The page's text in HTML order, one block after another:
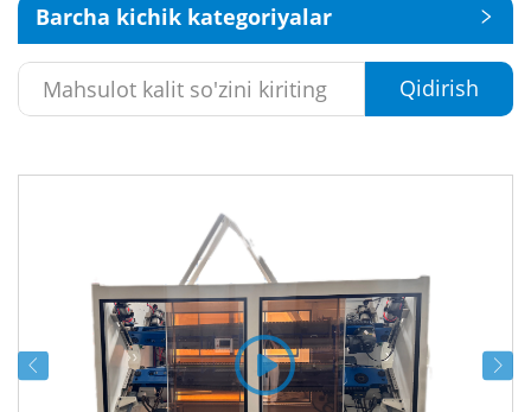
Barcha kichik kategoriyalar
Qidirish